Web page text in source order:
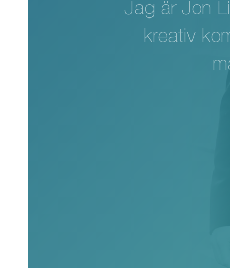
Jag är Jon
kreativ